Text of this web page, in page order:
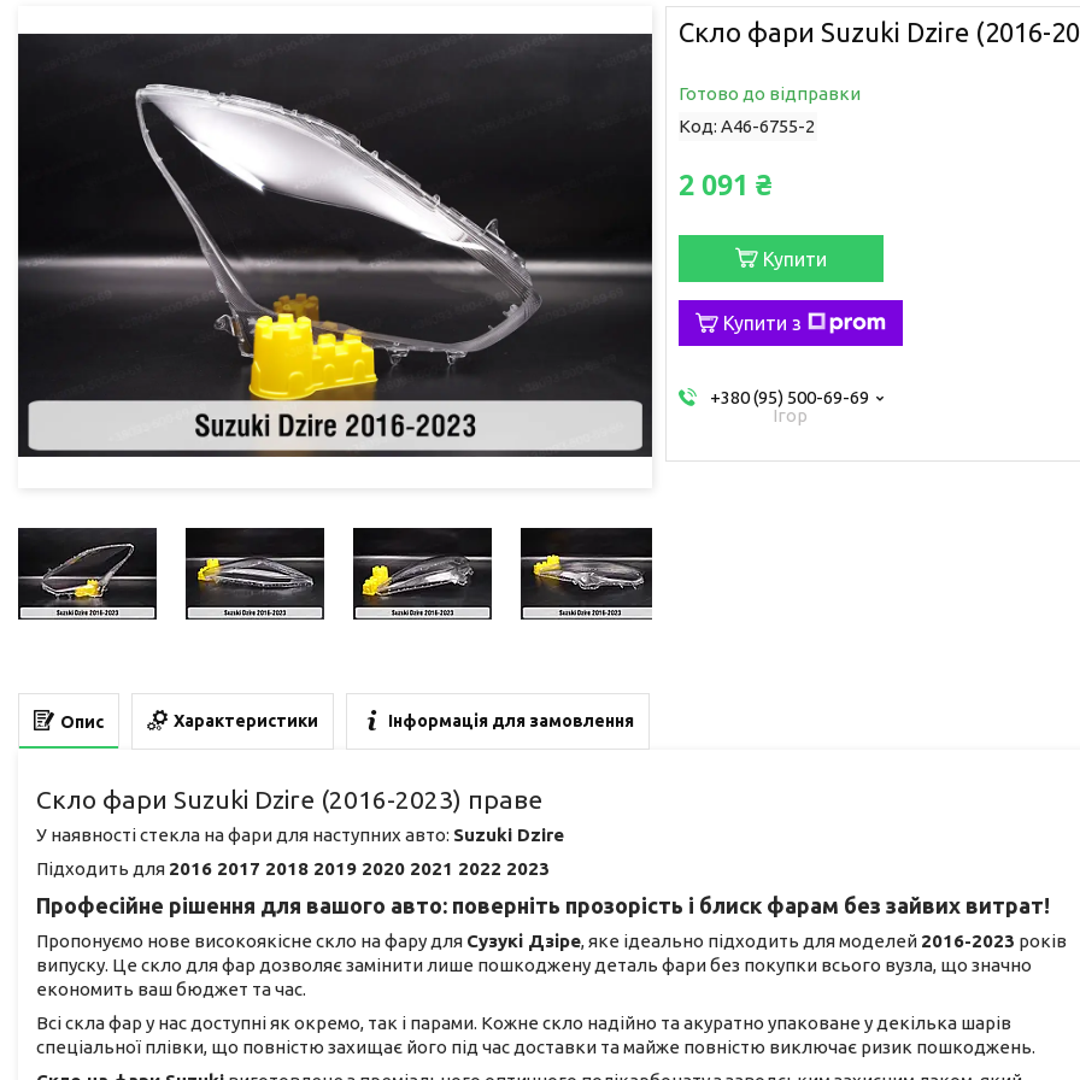
Скло фари Suzuki Dzire (2016-
Готово до відправки
Код: A46-6755-2
2 091 ₴
Купити
Купити з
+380 (95) 500-69-69
Ігор
Опис Характеристики Інформація для замовлення
Скло фари Suzuki Dzire (2016-2023) праве
У наявності стекла на фари для наступних авто: Suzuki Dzire
Підходить для 2016 2017 2018 2019 2020 2021 2022 2023
Професійне рішення для вашого авто: поверніть прозорість і блиск фарам без зайвих витрат!
Пропонуємо нове високоякісне скло на фару для Сузукі Дзіре, яке ідеально підходить для моделей 2016-2023 років
випуску. Це скло для фар дозволяє замінити лише пошкоджену деталь фари без покупки всього вузла, що значно
економить ваш бюджет та час.
Всі скла фар у нас доступні як окремо, так і парами. Кожне скло надійно та акуратно упаковане у декілька шарів
спеціальної плівки, що повністю захищає його під час доставки та майже повністю виключає ризик пошкоджень.